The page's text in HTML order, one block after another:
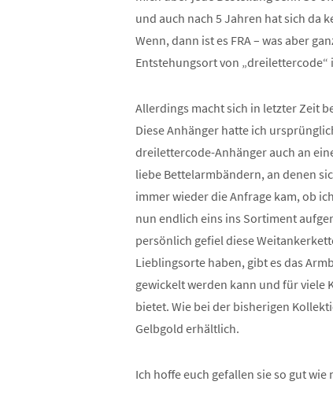
und auch nach 5 Jahren hat sich da
Wenn, dann ist es FRA – was aber
Entstehungsort von
Allerdings macht sich in letzter Zeit
Diese Anhänger hatte ich
dreilettercode-Anhänger auch an
liebe Bettelarmbändern, an denen
immer wieder die Anfrage kam, ob
nun endlich eins ins Sortiment
persönlich gefiel diese
Lieblingsorte haben, gibt es das
gewickelt werden kann und für viele
bietet. Wie bei der bisherigen
Gelbgold erhältlich.
Ich hoffe euch gefallen sie so gut